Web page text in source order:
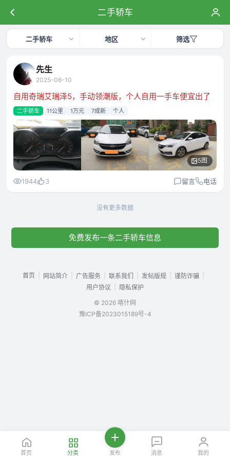
二手轿车
二手轿车 地区 筛选
先生
2025-06-10
自用奇瑞艾瑞泽5，手动领潮版，个人自用一手车便宜出了
二手轿车 11公里 1万元 7成新 个人
5图
1944 3 留言 电话
没有更多数据
免费发布一条二手轿车信息
首页 网站简介 广告服务 联系我们 发帖版规 谨防诈骗
用户协议
隐私保护
© 2026 喀什网
豫ICP备2023015189号-4
首页 分类 发布 消息 我的